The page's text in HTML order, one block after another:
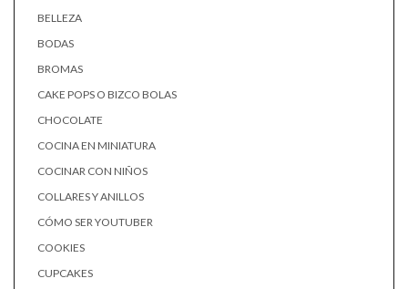
BELLEZA
BODAS
BROMAS
CAKE POPS O BIZCO BOLAS
CHOCOLATE
COCINA EN MINIATURA
COCINAR CON NIÑOS
COLLARES Y ANILLOS
CÓMO SER YOUTUBER
COOKIES
CUPCAKES